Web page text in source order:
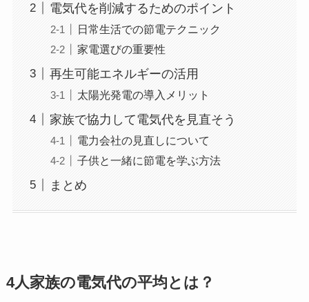
電気代を削減するためのポイント
日常生活での節電テクニック
家電選びの重要性
再生可能エネルギーの活用
太陽光発電の導入メリット
家族で協力して電気代を見直そう
電力会社の見直しについて
子供と一緒に節電を学ぶ方法
まとめ
4人家族の電気代の平均とは？